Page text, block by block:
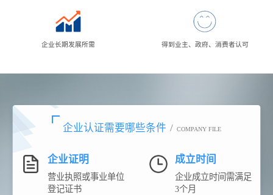
企业长期发展所需 得到业主、政府、消费者认可
企业认证需要哪些条件 / COMPANY FILE
企业证明
营业执照或事业单位
登记证书
成立时间
企业成立时间需满足
3个月